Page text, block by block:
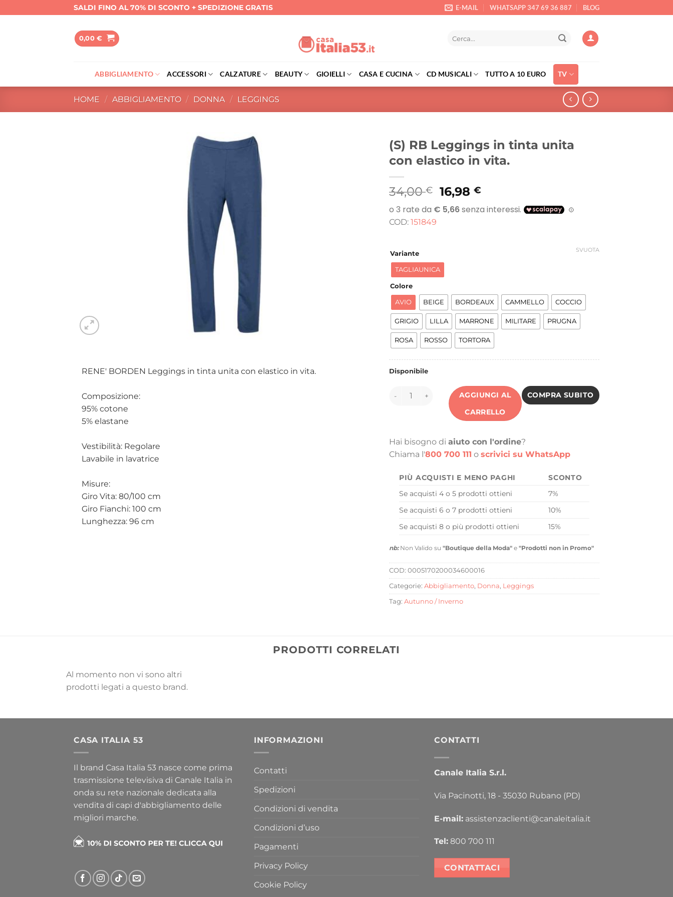
ai
SALDI FINO AL 70% DI SCONTO + SPEDIZIONE GRATIS E-MAIL WHATSAPP 347 69 36 887 BLOG
0,00€
ABBIGLIAMENTO ACCESSORI CALZATURE BEAUTY GIOIELLI CASA E CUCINA CD MUSICALI TUTTO A 10 EURO TV
HOME / ABBIGLIAMENTO / DONNA / LEGGINGS
RENE' BORDEN Leggings in tinta unita con elastico in vita.
Composizione:
95% cotone
5% elastane
Vestibilità: Regolare
Lavabile in lavatrice
Misure:
Giro Vita: 80/100 cm
Giro Fianchi: 100 cm
Lunghezza: 96 cm
(S) RB Leggings in tinta unita
con elastico in vita.
34,00€
Il
prezzo
originale
16,98€
prezzo
attuale
COD: 151849
Variante
TAGLIAUNICA
Colore
AVIO BEIGE BORDEAUX CAMMELLO COCCIO
GRIGIO LILLA MARRONE MILITARE PRUGNA
ROSA ROSSO TORTORA
SVUOTA
Disponibile
151849 quantità
AGGIUNGI AL
CARRELLO
COMPRA SUBITO
Hai bisogno di aiuto con l'ordine?
Chiama l'800 700 111 o scrivici su WhatsApp
PIÙ ACQUISTI E MENO PAGHI
SCONTO
Se acquisti 4 o 5 prodotti ottieni
7%
Se acquisti 6 o 7 prodotti ottieni
10%
Se acquisti 8 o più prodotti ottieni
15%
nb:Non Valido su "Boutique della Moda" e "Prodotti non in Promo"
COD: 0005170200034600016
Categorie: Abbigliamento, Donna, Leggings
Tag: Autunno / Inverno
PRODOTTI CORRELATI
Al momento non vi sono altri
prodotti legati a questo brand.
CASA ITALIA 53
Il brand Casa Italia 53 nasce come prima
trasmissione televisiva di Canale Italia in
onda su rete nazionale dedicata alla
vendita di capi d'abbigliamento delle
migliori marche.
INFORMAZIONI
Contatti
Spedizioni
Condizioni di vendita
Condizioni d’uso
Pagamenti
Privacy Policy
Cookie Policy
CONTATTI
Canale Italia S.r.l.
Via Pacinotti, 18 - 35030 Rubano (PD)
E-mail: assistenzaclienti@canaleitalia.it
Tel: 800 700 111
CONTATTACI